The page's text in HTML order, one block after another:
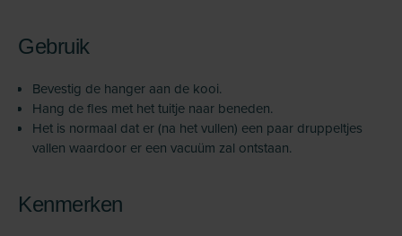
Gebruik
Bevestig de hanger aan de kooi.
Hang de fles met het tuitje naar beneden.
Het is normaal dat er (na het vullen) een paar druppeltjes
vallen waardoor er een vacuüm zal ontstaan.
Kenmerken